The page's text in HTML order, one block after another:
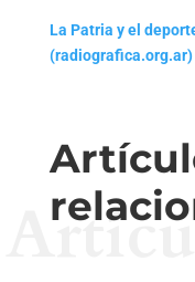
La Patria y el
(radiografica.org.ar)